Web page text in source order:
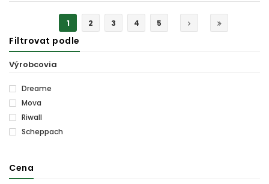
1 2 3 4 5
Filtrovat podle
Výrobcovia
Dreame
Mova
Riwall
Scheppach
Cena